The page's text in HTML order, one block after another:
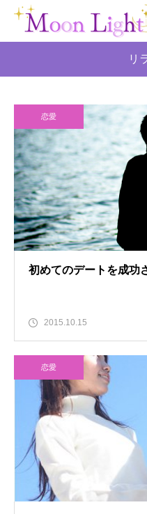
リ
恋愛
初めてのデートを成功
2015.10.15
恋愛